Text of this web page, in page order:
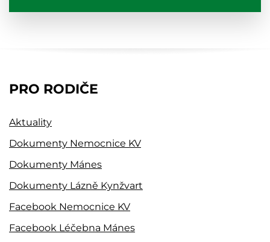
PRO RODIČE
Aktuality
Dokumenty Nemocnice KV
Dokumenty Mánes
Dokumenty Lázně Kynžvart
Facebook Nemocnice KV
Facebook Léčebna Mánes